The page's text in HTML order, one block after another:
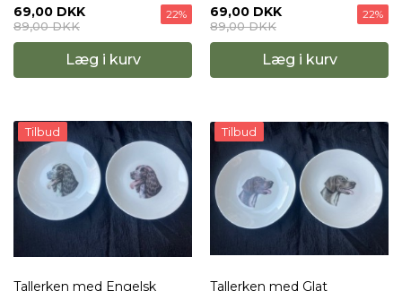
69,00 DKK
89,00 DKK
22%
Læg i kurv
69,00 DKK
89,00 DKK
22%
Læg i kurv
Tilbud
Tallerken med Engelsk
Tilbud
Tallerken med Glat